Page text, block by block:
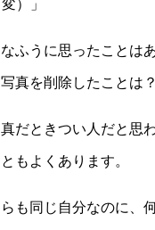
）」
ふうに思ったことは
真を削除したことは？
だときつい人だと思
もよくあります。
も同じ自分なのに、